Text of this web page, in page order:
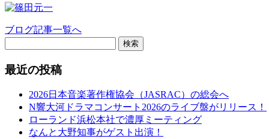
ブログ記事一覧へ
検索
最近の投稿
2026日本音楽著作権協会（JASRAC）の総会へ
N響大河ドラマコンサート2026のライブ盤がリリース！
ローランド浜松本社で濃厚ミーティング
なんと大野知事がゲスト出演！